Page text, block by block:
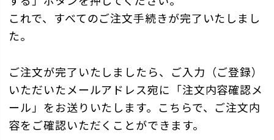
これで、すべてのご注文手続きが完了いたしまし
た。
ご注文が完了いたしましたら、ご入力（ご登録）
いただいたメールアドレス宛に「注文内容確認メ
ール」をお送りいたします。こちらで、ご注文内
容をご確認いただくことができます。